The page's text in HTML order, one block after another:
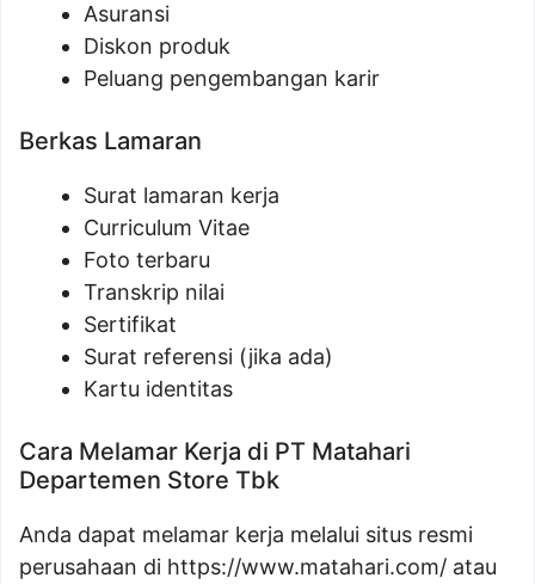
Asuransi
Diskon produk
Peluang pengembangan karir
Berkas Lamaran
Surat lamaran kerja
Curriculum Vitae
Foto terbaru
Transkrip nilai
Sertifikat
Surat referensi (jika ada)
Kartu identitas
Cara Melamar Kerja di PT Matahari
Departemen Store Tbk
Anda dapat melamar kerja melalui situs resmi
perusahaan di https://www.matahari.com/ atau